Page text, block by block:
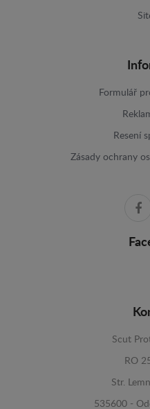
Formulář
Resení
Zásady ochrany
Scut
RO
Str.
535600 -